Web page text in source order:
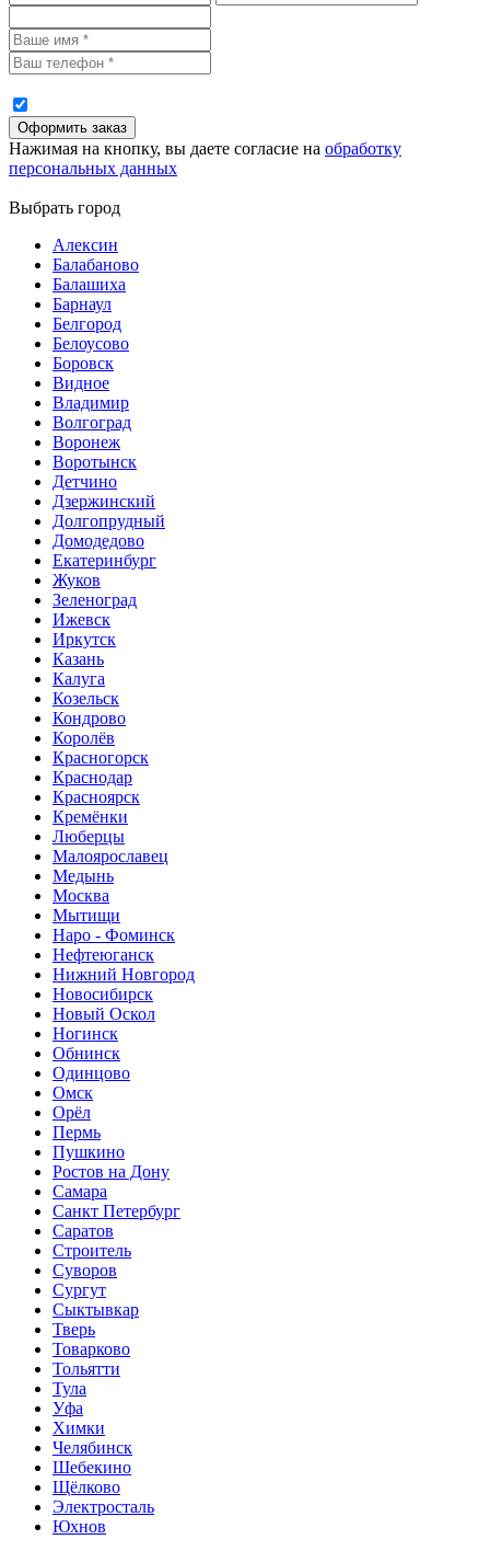
Нажимая на кнопку, вы даете согласие на обработку
персональных данных
Выбрать город
Алексин
Балабаново
Балашиха
Барнаул
Белгород
Белоусово
Боровск
Видное
Владимир
Волгоград
Воронеж
Воротынск
Детчино
Дзержинский
Долгопрудный
Домодедово
Екатеринбург
Жуков
Зеленоград
Ижевск
Иркутск
Казань
Калуга
Козельск
Кондрово
Королёв
Красногорск
Краснодар
Красноярск
Кремёнки
Люберцы
Малоярославец
Медынь
Москва
Мытищи
Наро - Фоминск
Нефтеюганск
Нижний Новгород
Новосибирск
Новый Оскол
Ногинск
Обнинск
Одинцово
Омск
Орёл
Пермь
Пушкино
Ростов на Дону
Самара
Санкт Петербург
Саратов
Строитель
Суворов
Сургут
Сыктывкар
Тверь
Товарково
Тольятти
Тула
Уфа
Химки
Челябинск
Шебекино
Щёлково
Электросталь
Юхнов